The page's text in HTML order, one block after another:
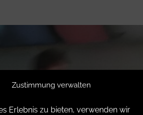
Zustimmung verwalten
Erlebnis zu bieten, verwenden wir